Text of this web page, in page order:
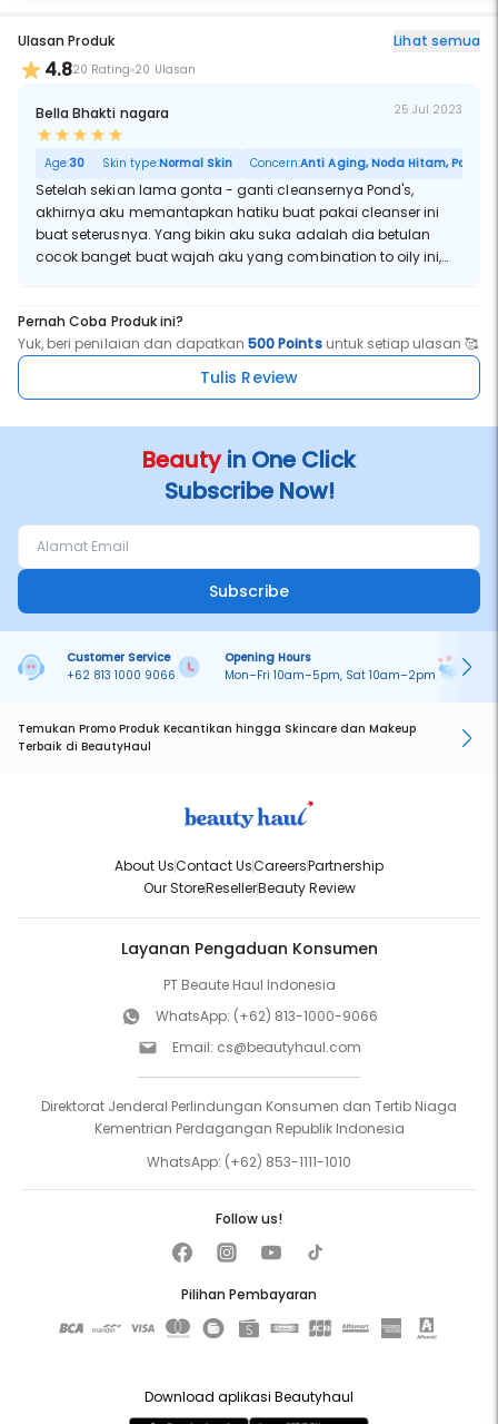
Ulasan Produk Lihat semua
4.820 Rating 20 Ulasan
Bella Bhakti nagara 25 Jul 2023
Age:30 Skin type:Normal Skin Concern:Anti Aging, Noda Hitam, Pori
Setelah sekian lama gonta - ganti cleansernya Pond's,
akhirnya aku memantapkan hatiku buat pakai cleanser ini
buat seterusnya. Yang bikin aku suka adalah dia betulan
cocok banget buat wajah aku yang combination to oily ini,
Pernah Coba Produk ini?
Yuk, beri penilaian dan dapatkan500 Pointsuntuk setiap ulasan 🥰
Tulis Review
Beautyin One Click
Subscribe Now!
Subscribe
Customer Service
+62 813 1000 9066
Opening Hours
Mon–Fri 10am–5pm, Sat 10am–2pm
Temukan Promo Produk Kecantikan hingga Skincare dan Makeup
Terbaik di BeautyHaul
About UsContact UsCareersPartnership
Our StoreResellerBeauty Review
Layanan Pengaduan Konsumen
PT Beaute Haul Indonesia
WhatsApp: (+62) 813-1000-9066
Email: cs@beautyhaul.com
Direktorat Jenderal Perlindungan Konsumen dan Tertib Niaga
Kementrian Perdagangan Republik Indonesia
WhatsApp: (+62) 853-1111-1010
Pilihan Pembayaran
Follow us!
Download aplikasi Beautyhaul